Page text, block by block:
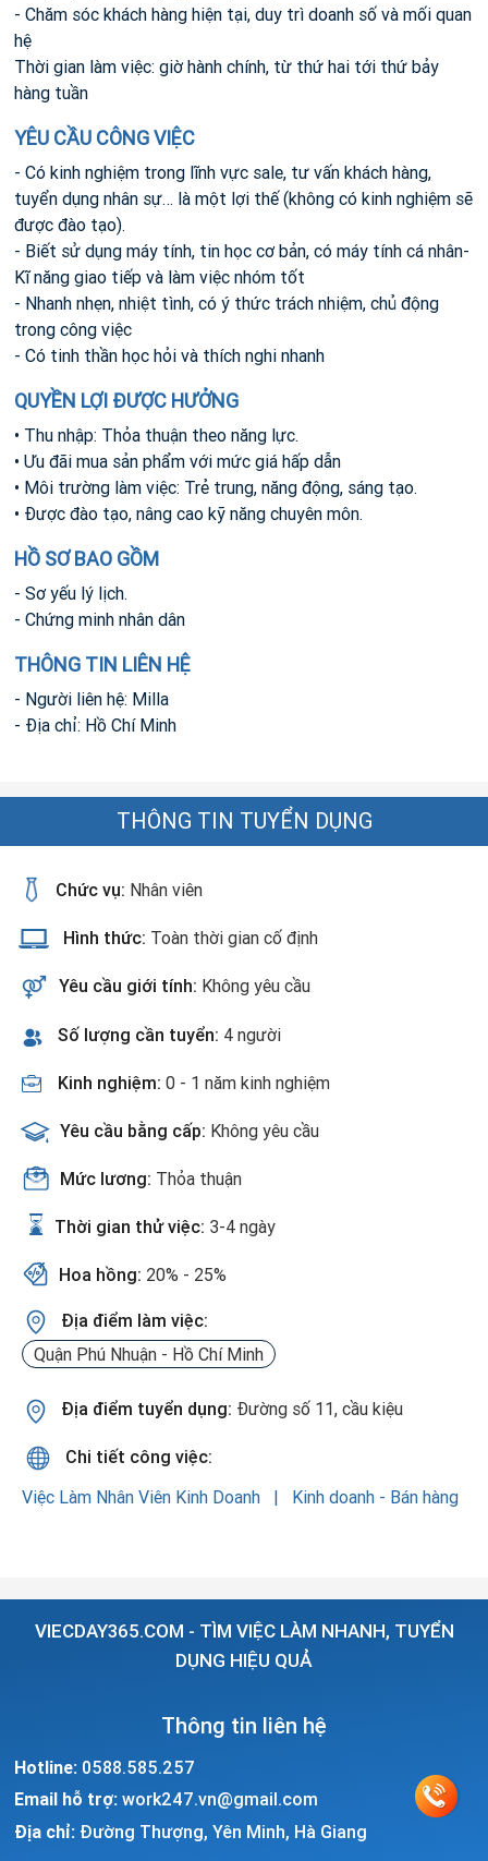
- Chăm sóc khách hàng hiện tại, duy trì doanh số và mối quan
hệ
Thời gian làm việc: giờ hành chính, từ thứ hai tới thứ bảy
hàng tuần
YÊU CẦU CÔNG VIỆC
- Có kinh nghiệm trong lĩnh vực sale, tư vấn khách hàng,
tuyển dụng nhân sự… là một lợi thế (không có kinh nghiệm sẽ
được đào tạo).
- Biết sử dụng máy tính, tin học cơ bản, có máy tính cá nhân-
Kĩ năng giao tiếp và làm việc nhóm tốt
- Nhanh nhẹn, nhiệt tình, có ý thức trách nhiệm, chủ động
trong công việc
- Có tinh thần học hỏi và thích nghi nhanh
QUYỀN LỢI ĐƯỢC HƯỞNG
• Thu nhập: Thỏa thuận theo năng lực.
• Ưu đãi mua sản phẩm với mức giá hấp dẫn
• Môi trường làm việc: Trẻ trung, năng động, sáng tạo.
• Được đào tạo, nâng cao kỹ năng chuyên môn.
HỒ SƠ BAO GỒM
- Sơ yếu lý lịch.
- Chứng minh nhân dân
THÔNG TIN LIÊN HỆ
- Người liên hệ: Milla
- Địa chỉ: Hồ Chí Minh
THÔNG TIN TUYỂN DỤNG
Chức vụ: Nhân viên
Hình thức: Toàn thời gian cố định
Yêu cầu giới tính: Không yêu cầu
Số lượng cần tuyển: 4 người
Kinh nghiệm: 0 - 1 năm kinh nghiệm
Yêu cầu bằng cấp: Không yêu cầu
Mức lương: Thỏa thuận
Thời gian thử việc: 3-4 ngày
Hoa hồng: 20% - 25%
Địa điểm làm việc:
Quận Phú Nhuận - Hồ Chí Minh
Địa điểm tuyển dụng: Đường số 11, cầu kiệu
Chi tiết công việc:
Việc Làm Nhân Viên Kinh Doanh
Kinh doanh - Bán hàng
VIECDAY365.COM - TÌM VIỆC LÀM NHANH, TUYỂN
DỤNG HIỆU QUẢ
Thông tin liên hệ
Hotline: 0588.585.257
Email hỗ trợ: work247.vn@gmail.com
Địa chỉ: Đường Thượng, Yên Minh, Hà Giang